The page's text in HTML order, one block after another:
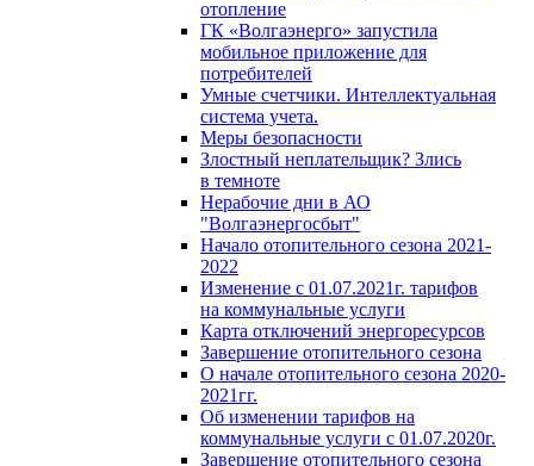
отопление
ГК «Волгаэнерго» запустила
мобильное приложение для
потребителей
Умные счетчики. Интеллектуальная
система учета.
Меры безопасности
Злостный неплательщик? Злись
в темноте
Нерабочие дни в АО
"Волгаэнергосбыт"
Начало отопительного сезона 2021-
2022
Изменение с 01.07.2021г. тарифов
на коммунальные услуги
Карта отключений энергоресурсов
Завершение отопительного сезона
О начале отопительного сезона 2020-
2021гг.
Об изменении тарифов на
коммунальные услуги с 01.07.2020г.
Завершение отопительного сезона